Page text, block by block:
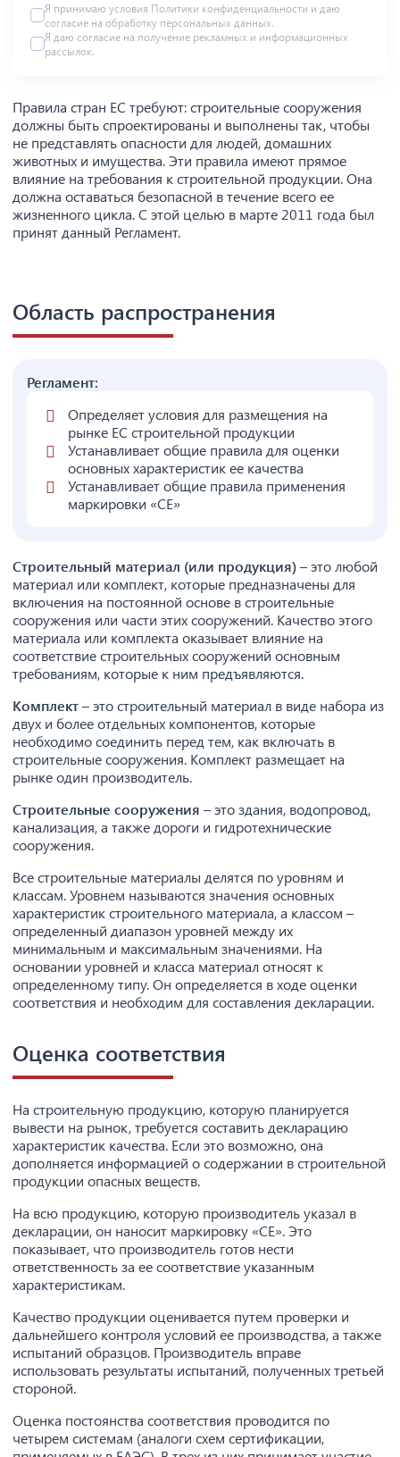
Я принимаю условия Политики конфиденциальности и даю
согласие на обработку персональных данных.
Я даю согласие на получение рекламных и информационных
рассылок.
Правила стран ЕС требуют: строительные сооружения
должны быть спроектированы и выполнены так, чтобы
не представлять опасности для людей, домашних
животных и имущества. Эти правила имеют прямое
влияние на требования к строительной продукции. Она
должна оставаться безопасной в течение всего ее
жизненного цикла. С этой целью в марте 2011 года был
принят данный Регламент.
Область распространения
Регламент:
Определяет условия для размещения на
рынке ЕС строительной продукции
Устанавливает общие правила для оценки
основных характеристик ее качества
Устанавливает общие правила применения
маркировки «СЕ»
Строительный материал (или продукция)– это любой
материал или комплект, которые предназначены для
включения на постоянной основе в строительные
сооружения или части этих сооружений. Качество этого
материала или комплекта оказывает влияние на
соответствие строительных сооружений основным
требованиям, которые к ним предъявляются.
Комплект– это строительный материал в виде набора из
двух и более отдельных компонентов, которые
необходимо соединить перед тем, как включать в
строительные сооружения. Комплект размещает на
рынке один производитель.
Строительные сооружения – это здания, водопровод,
канализация, а также дороги и гидротехнические
сооружения.
Все строительные материалы делятся по уровням и
классам. Уровнем называются значения основных
характеристик строительного материала, а классом –
определенный диапазон уровней между их
минимальным и максимальным значениями. На
основании уровней и класса материал относят к
определенному типу. Он определяется в ходе оценки
соответствия и необходим для составления декларации.
Оценка соответствия
На строительную продукцию, которую планируется
вывести на рынок, требуется составить декларацию
характеристик качества. Если это возможно, она
дополняется информацией о содержании в строительной
продукции опасных веществ.
На всю продукцию, которую производитель указал в
декларации, он наносит маркировку «СЕ». Это
показывает, что производитель готов нести
ответственность за ее соответствие указанным
характеристикам.
Качество продукции оценивается путем проверки и
дальнейшего контроля условий ее производства, а также
испытаний образцов. Производитель вправе
использовать результаты испытаний, полученных третьей
стороной.
Оценка постоянства соответствия проводится по
четырем системам (аналоги схем сертификации,